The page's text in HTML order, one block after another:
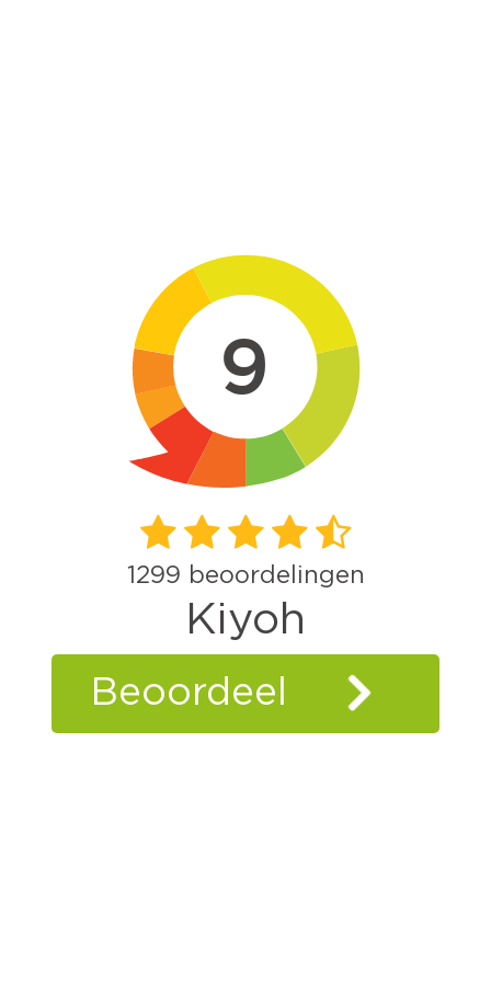
9
1299 beoordelingen
Kiyoh
Beoordeel